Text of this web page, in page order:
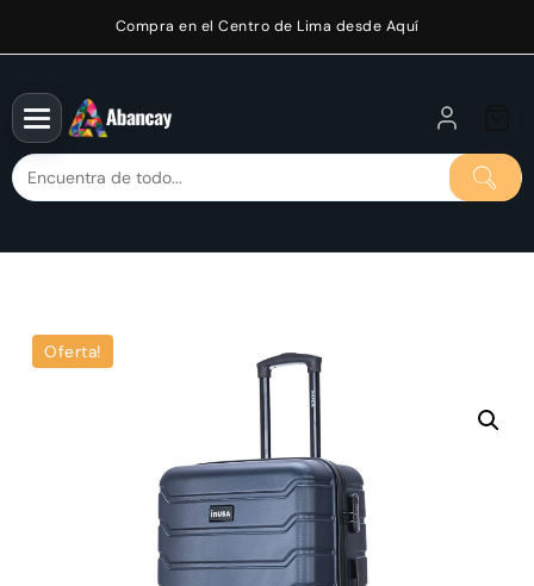
Compra en el Centro de Lima desde Aquí
Oferta!